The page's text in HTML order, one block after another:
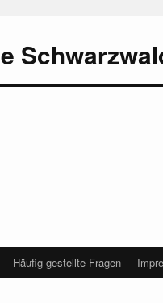
Häufig gestellte Fragen